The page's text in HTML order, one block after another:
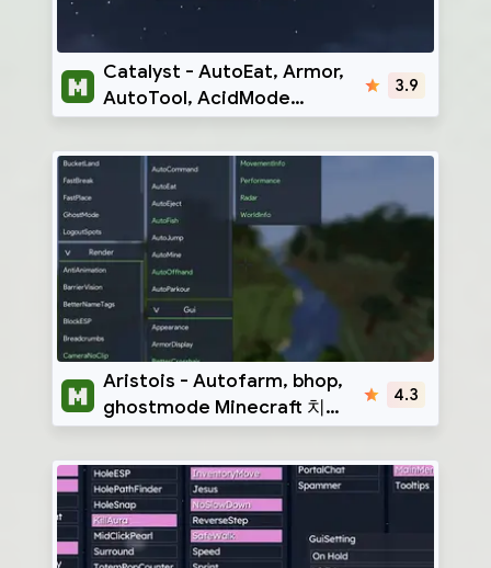
Catalyst
Catalyst - AutoEat, Armor,
AutoTool, AcidMode
Minecraft 핵 클라이언트 |
1.12.2
3.9
Aristois
Aristois - Autofarm, bhop,
ghostmode Minecraft 치트
4.3